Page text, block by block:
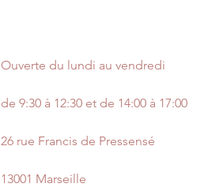
Ouverte du lundi au vendredi
de 9:30 à 12:30 et de 14:00 à 17:00
26 rue Francis de Pressensé
13001 Marseille